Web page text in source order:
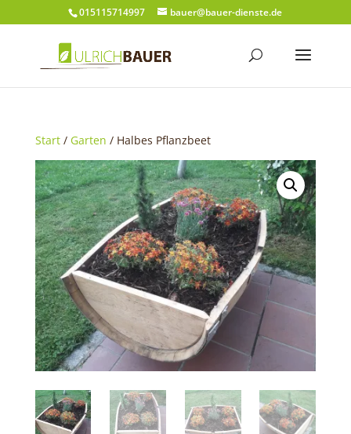
015115714997 bauer@bauer-dienste.de
Start/ Garten / Halbes Pflanzbeet